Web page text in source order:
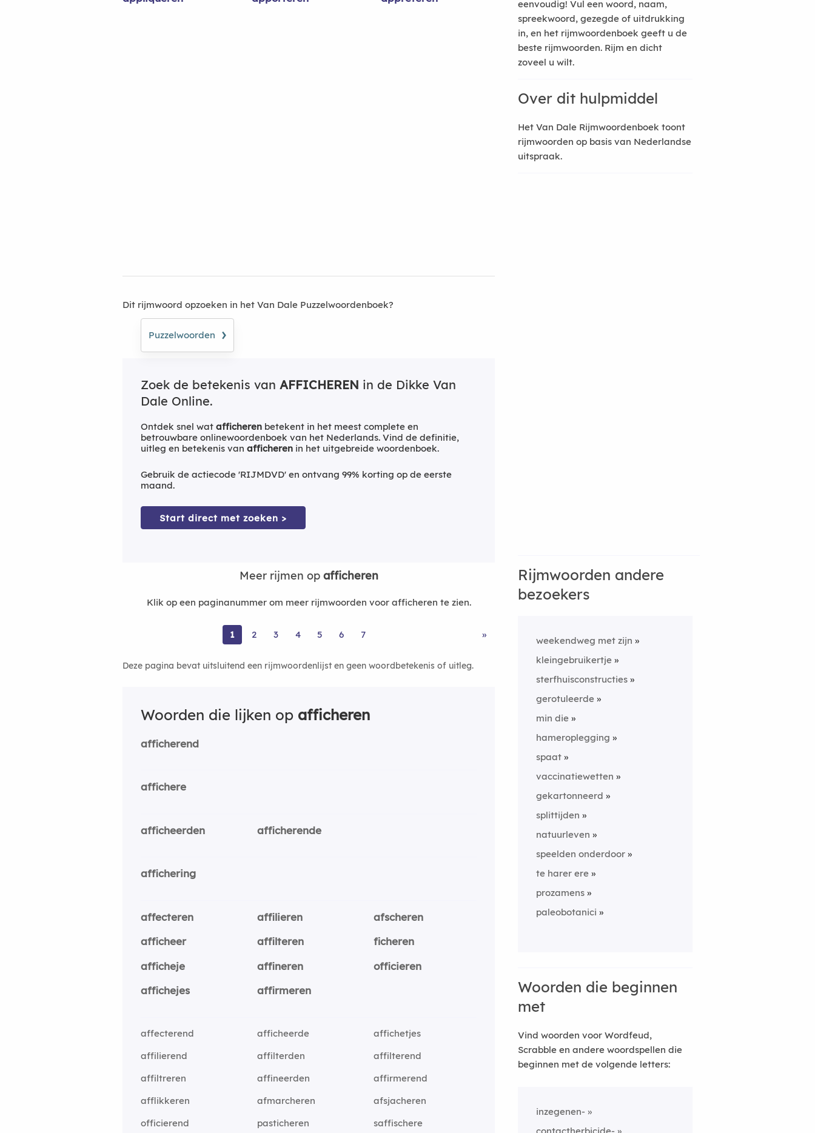
Dit rijmwoord opzoeken in het Van Dale Puzzelwoordenboek?
Puzzelwoorden ›
Zoek de betekenis van AFFICHEREN in de Dikke Van
Dale Online.
Ontdek snel wat afficheren betekent in het meest complete en
betrouwbare onlinewoordenboek van het Nederlands. Vind de definitie,
uitleg en betekenis van afficheren in het uitgebreide woordenboek.
Gebruik de actiecode 'RIJMDVD' en ontvang 99% korting op de eerste
maand.
Start direct met zoeken >
Meer rijmen op afficheren
Klik op een paginanummer om meer rijmwoorden voor afficheren te zien.
1 2 3 4 5 6 7 »
Deze pagina bevat uitsluitend een rijmwoordenlijst en geen woordbetekenis of uitleg.
Woorden die lijken op afficheren
afficherend
affichere
afficheerden afficherende
affichering
affecteren affilieren
afscheren
afficheer
affilteren
ficheren
afficheje
affineren
officieren
affichejes
affirmeren
affecterend afficheerde
affichetjes
affilierend
affilterden
affilterend
affiltreren
affineerden
affirmerend
afflikkeren
afmarcheren
afsjacheren
officierend
pasticheren saffischere
eenvoudig! Vul een woord, naam,
spreekwoord, gezegde of uitdrukking
in, en het rijmwoordenboek geeft u de
beste rijmwoorden. Rijm en dicht
zoveel u wilt.
Over dit hulpmiddel
Het Van Dale Rijmwoordenboek toont
rijmwoorden op basis van Nederlandse
uitspraak.
Rijmwoorden andere
bezoekers
weekendweg met zijn
kleingebruikertje
sterfhuisconstructies
gerotuleerde
min die
hameroplegging
spaat
vaccinatiewetten
gekartonneerd
splittijden
natuurleven
speelden onderdoor
te harer ere
prozamens
paleobotanici
Woorden die beginnen
met
Vind woorden voor Wordfeud,
Scrabble en andere woordspellen die
beginnen met de volgende letters:
inzegenen-